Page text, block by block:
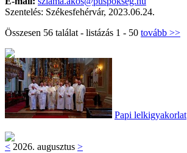
Szentelés: Székesfehérvár, 2023.06.24.
Összesen 56 találat - listázás 1 - 50 tovább >>
Papi lelkigyakorlat
< 2026. augusztus >